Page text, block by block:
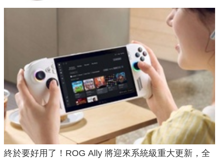
終於要好用了！ROG Ally 將迎來系統級重大更新，全